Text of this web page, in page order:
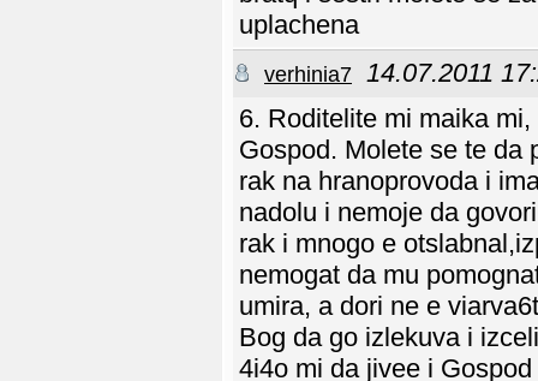
uplachena
verhinia7 14.07.2011
6. Roditelite mi maika
Gospod. Molete se te da
rak na hranoprovoda i
nadolu i nemoje da
rak i mnogo e
nemogat da mu
umira, a dori ne e
Bog da go izlekuva i
4i4o mi da jivee i